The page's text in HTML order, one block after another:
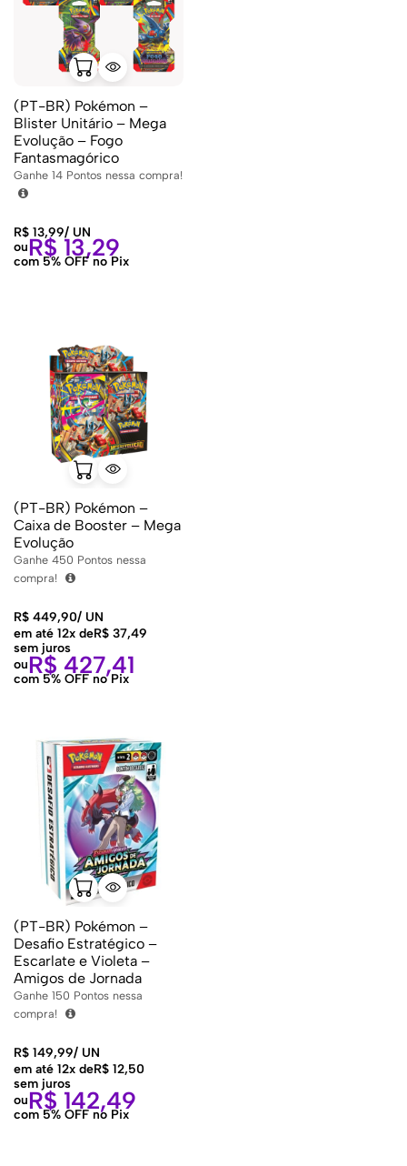
(PT-BR) Pokémon –
Blister Unitário – Mega
Evolução – Fogo
Fantasmagórico
Ganhe 14 Pontos nessa compra!
R$ 13,99/ UN
ouR$ 13,29
com 5% OFF no Pix
(PT-BR) Pokémon –
Caixa de Booster – Mega
Evolução
Ganhe 450 Pontos nessa
compra!
R$ 449,90/ UN
em até 12x deR$ 37,49
sem juros
ouR$ 427,41
com 5% OFF no Pix
(PT-BR) Pokémon –
Desafio Estratégico –
Escarlate e Violeta –
Amigos de Jornada
Ganhe 150 Pontos nessa
compra!
R$ 149,99/ UN
em até 12x deR$ 12,50
sem juros
ouR$ 142,49
com 5% OFF no Pix